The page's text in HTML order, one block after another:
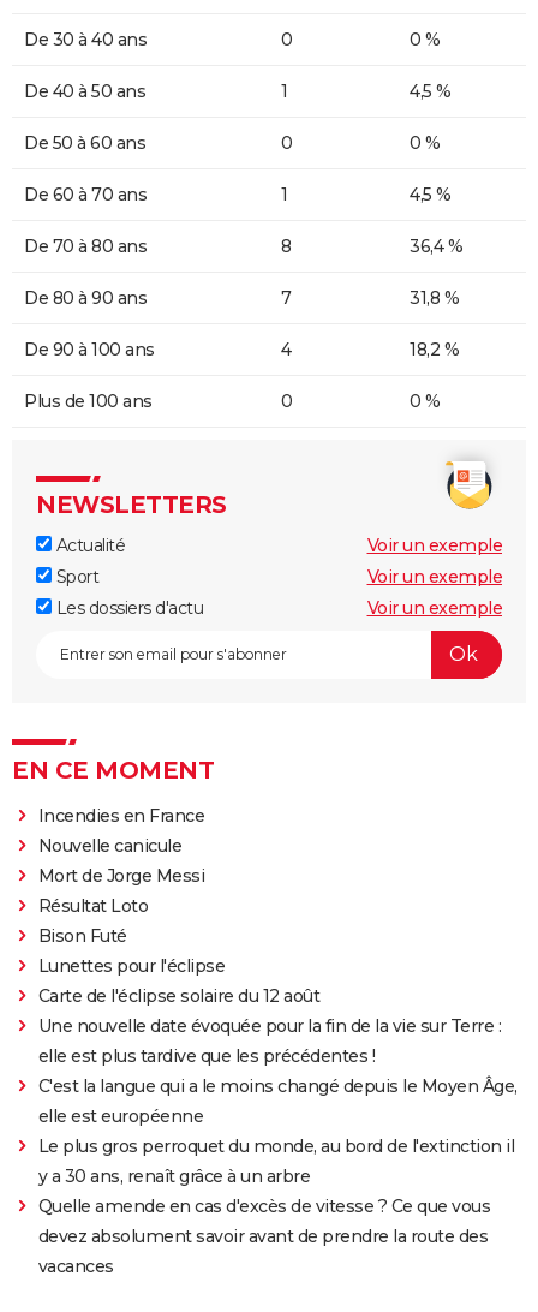
De 30 à 40 ans 0 0 %
De 40 à 50 ans 1 4,5 %
De 50 à 60 ans 0 0 %
De 60 à 70 ans 1 4,5 %
De 70 à 80 ans 8 36,4 %
De 80 à 90 ans 7 31,8 %
De 90 à 100 ans 4 18,2 %
Plus de 100 ans 0 0 %
NEWSLETTERS
Actualité
Voir un exemple
Sport
Voir un exemple
Les dossiers d'actu
Voir un exemple
EN CE MOMENT
Incendies en France
Nouvelle canicule
Mort de Jorge Messi
Résultat Loto
Bison Futé
Lunettes pour l'éclipse
Carte de l'éclipse solaire du 12 août
Une nouvelle date évoquée pour la fin de la vie sur Terre :
elle est plus tardive que les précédentes !
C'est la langue qui a le moins changé depuis le Moyen Âge,
elle est européenne
Le plus gros perroquet du monde, au bord de l'extinction il
y a 30 ans, renaît grâce à un arbre
Quelle amende en cas d'excès de vitesse ? Ce que vous
devez absolument savoir avant de prendre la route des
vacances